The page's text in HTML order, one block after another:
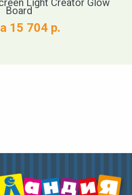
Light Creator Glow
Board
15 704 р.